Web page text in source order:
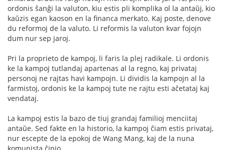
ordonis ŝanĝi la valuton, kiu estis pli komplika ol la antaŭj, kio
kaŭzis egan kaoson en la financa merkato. Kaj poste, denove
du reformoj de la valuto. Li reformis la valuton kvar fojojn
dum nur sep jaroj.
Pri la proprieto de kampoj, li faris la plej radikale. Li ordonis
ke la kampoj tutlandaj apartenas al la regno, kaj privataj
personoj ne rajtas havi kampojn. Li dividis la kampojn al la
farmistoj, ordonis ke la kampoj tute ne rajtu esti aĉetataj kaj
vendataj.
La kampoj estis la bazo de tiuj grandaj familioj menciitaj
antaŭe. Sed fakte en la historio, la kampoj ĉiam estis privataj,
nur escepte de la epokoj de Wang Mang, kaj de la nuna